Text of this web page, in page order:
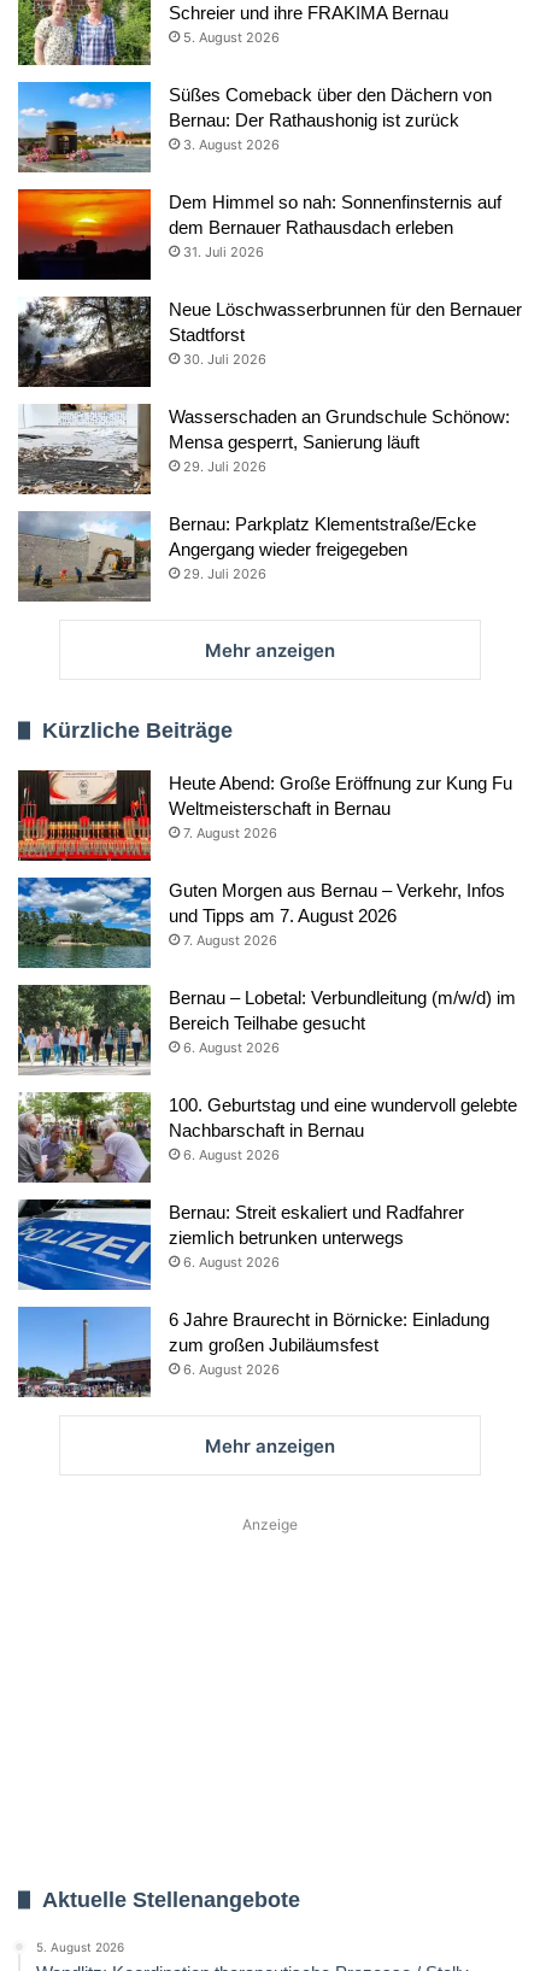
Schreier und ihre FRAKIMA Bernau
5. August 2026
Süßes Comeback über den Dächern von
Bernau: Der Rathaushonig ist zurück
3. August 2026
Dem Himmel so nah: Sonnenfinsternis auf
dem Bernauer Rathausdach erleben
31. Juli 2026
Neue Löschwasserbrunnen für den Bernauer
Stadtforst
30. Juli 2026
Wasserschaden an Grundschule Schönow:
Mensa gesperrt, Sanierung läuft
29. Juli 2026
Bernau: Parkplatz Klementstraße/Ecke
Angergang wieder freigegeben
29. Juli 2026
Mehr anzeigen
Kürzliche Beiträge
Heute Abend: Große Eröffnung zur Kung Fu
Weltmeisterschaft in Bernau
7. August 2026
Guten Morgen aus Bernau – Verkehr, Infos
und Tipps am 7. August 2026
7. August 2026
Bernau – Lobetal: Verbundleitung (m/w/d) im
Bereich Teilhabe gesucht
6. August 2026
100. Geburtstag und eine wundervoll gelebte
Nachbarschaft in Bernau
6. August 2026
Bernau: Streit eskaliert und Radfahrer
ziemlich betrunken unterwegs
6. August 2026
6 Jahre Braurecht in Börnicke: Einladung
zum großen Jubiläumsfest
6. August 2026
Mehr anzeigen
Anzeige
Aktuelle Stellenangebote
5. August 2026